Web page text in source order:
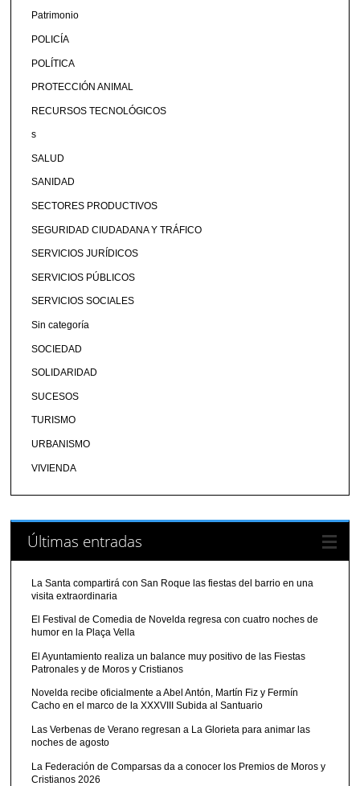
Patrimonio
POLICÍA
POLÍTICA
PROTECCIÓN ANIMAL
RECURSOS TECNOLÓGICOS
s
SALUD
SANIDAD
SECTORES PRODUCTIVOS
SEGURIDAD CIUDADANA Y TRÁFICO
SERVICIOS JURÍDICOS
SERVICIOS PÚBLICOS
SERVICIOS SOCIALES
Sin categoría
SOCIEDAD
SOLIDARIDAD
SUCESOS
TURISMO
URBANISMO
VIVIENDA
Últimas entradas
La Santa compartirá con San Roque las fiestas del barrio en una
visita extraordinaria
El Festival de Comedia de Novelda regresa con cuatro noches de
humor en la Plaça Vella
El Ayuntamiento realiza un balance muy positivo de las Fiestas
Patronales y de Moros y Cristianos
Novelda recibe oficialmente a Abel Antón, Martín Fiz y Fermín
Cacho en el marco de la XXXVIII Subida al Santuario
Las Verbenas de Verano regresan a La Glorieta para animar las
noches de agosto
La Federación de Comparsas da a conocer los Premios de Moros y
Cristianos 2026